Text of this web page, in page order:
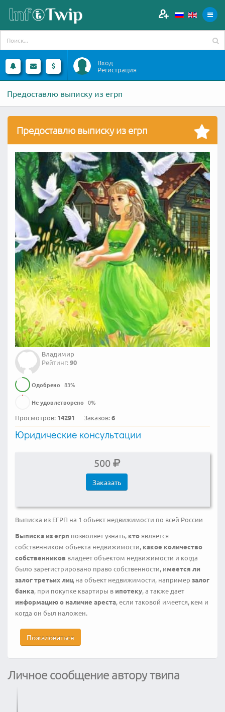
Вход
Регистрация
Предоставлю выписку из егрп
Предоставлю выписку из егрп
Владимир
Рейтинг:90
Одобрено 83%
Не удовлетворено 0%
Просмотров: 14291 Заказов:6
Юридические консультации
500
Заказать
Выписка из ЕГРП на 1 объект недвижимости по всей России
Выписка из егрп позволяет узнать, кто является
собственником объекта недвижимости, какое количество
собственников владеет объектом недвижимости и когда
было зарегистрировано право собственности, имеется ли
залог третьих лиц на объект недвижимости, например залог
банка, при покупке квартиры в ипотеку, а также дает
информацию о наличие ареста, если таковой имеется, кем и
когда он был наложен.
Пожаловаться
Личное сообщение автору твипа